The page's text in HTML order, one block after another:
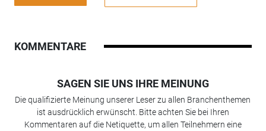
KOMMENTARE
SAGEN SIE UNS IHRE MEINUNG
Die qualifizierte Meinung unserer Leser zu allen Branchenthemen
ist ausdrücklich erwünscht. Bitte achten Sie bei Ihren
Kommentaren auf die Netiquette, um allen Teilnehmern eine